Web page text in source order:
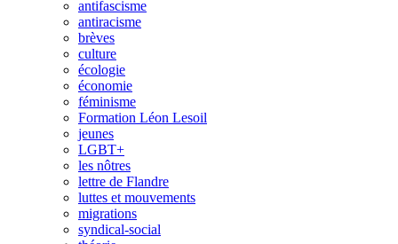
antifascisme
antiracisme
brèves
culture
écologie
économie
féminisme
Formation Léon Lesoil
jeunes
LGBT+
les nôtres
lettre de Flandre
luttes et mouvements
migrations
syndical-social